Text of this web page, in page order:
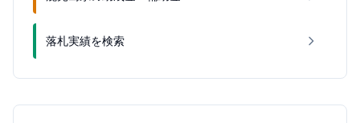
落札実績を検索